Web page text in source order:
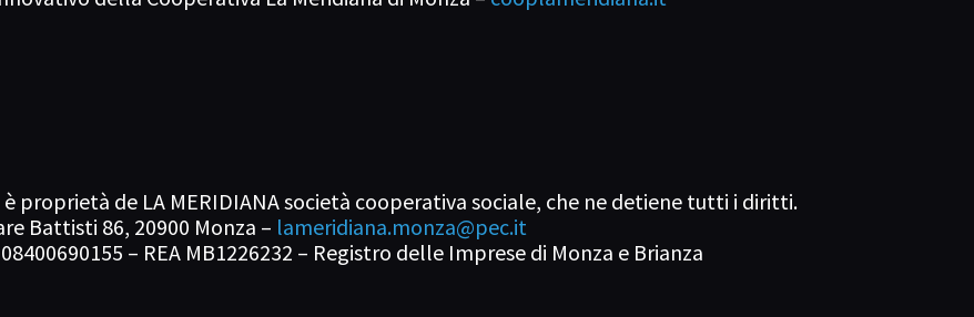
proprietà de LA MERIDIANA società cooperativa sociale, che ne detiene tutti i diritti.
Battisti 86, 20900 Monza – lameridiana.monza@pec.it
08400690155 – REA MB1226232 – Registro delle Imprese di Monza e Brianza